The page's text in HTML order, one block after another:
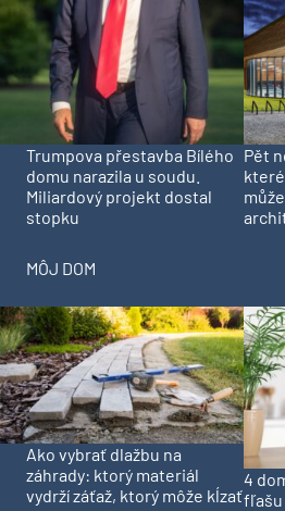
Trumpova přestavba Bílého
domu narazila u soudu.
Miliardový projekt dostal
stopku
Pět
MÔJ DOM
Ako vybrať dlažbu na
záhrady: ktorý materiál
vydrží záťaž, ktorý môže kĺzať
4
fľašu